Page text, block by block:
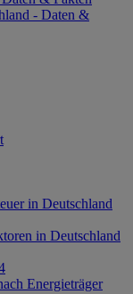
- Daten &
in Deutschland
in Deutschland
Energieträger